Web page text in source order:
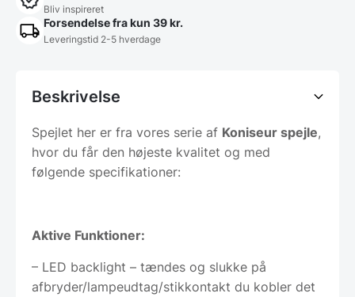
Bliv inspireret
Forsendelse fra kun 39 kr.
Leveringstid 2-5 hverdage
Beskrivelse
Spejlet her er fra vores serie af Koniseur spejle,
hvor du får den højeste kvalitet og med
følgende specifikationer:
Aktive Funktioner:
– LED backlight – tændes og slukke på
afbryder/lampeudtag/stikkontakt du kobler det